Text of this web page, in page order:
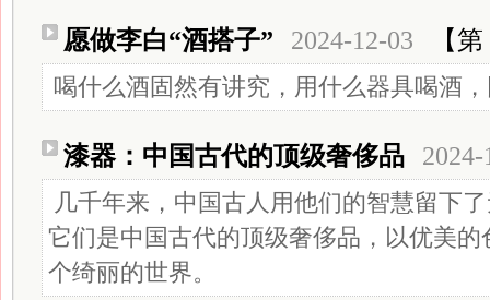
愿做李白“酒搭子” 2024-12-03 【
喝什么酒固然有讲究，用什么器具喝酒
漆器：中国古代的顶级奢侈品
几千年来，中国古人用他们的智慧留下
它们是中国古代的顶级奢侈品，以优美
个绮丽的世界。